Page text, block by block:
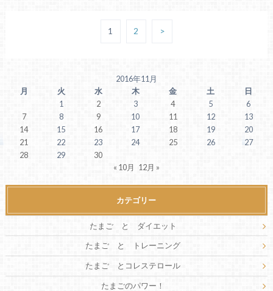
1 2 >
2016年11月
月
火 水 木 金 土
日
1
2 3 4 5
6
7
8 9 10 11 12
13
14
15 16 17 18 19
20
21
22 23 24 25 26
27
28
29
30
« 10月
12月 »
カテゴリー
たまご と ダイエット
たまご と トレーニング
たまご とコレステロール
たまごのパワー！